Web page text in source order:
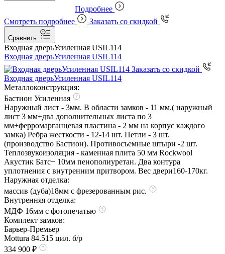
Подробнее
Смотреть подробнее
Заказать со скидкой
Сравнить
Входная дверьУсиленная USIL114
Входная дверьУсиленная USIL114
Заказать со скидкой
Входная дверьУсиленная USIL114
Металлоконструкция:
Бастион Усиленная
Наружный лист - 3мм. В области замков - 11 мм.( наружный
лист 3 мм+два дополнительных листа по 3
мм+ферромарганцевая пластина - 2 мм на корпус каждого
замка) Ребра жесткости - 12-14 шт. Петли - 3 шт.
(производство Бастион). Противосъемные штыри -2 шт.
Теплозвукоизоляция - каменная плита 50 мм Rockwool
Акустик Батс+ 10мм пенополиуретан. Два контура
уплотнения с внутренним притвором. Вес двери160-170кг.
Наружная отделка:
массив (дуба)18мм с фрезерованным рис.
Внутренняя отделка:
МДФ 16мм с фотопечатью
Комплект замков:
Барьер-Премьер
Mottura 84.515 цил. б/р
334 900 ₽